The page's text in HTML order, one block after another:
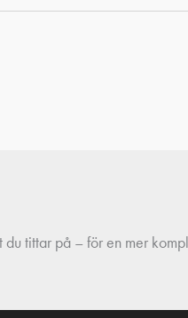
tittar på – för en mer